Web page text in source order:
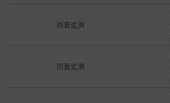
雨量监测
雨量监测